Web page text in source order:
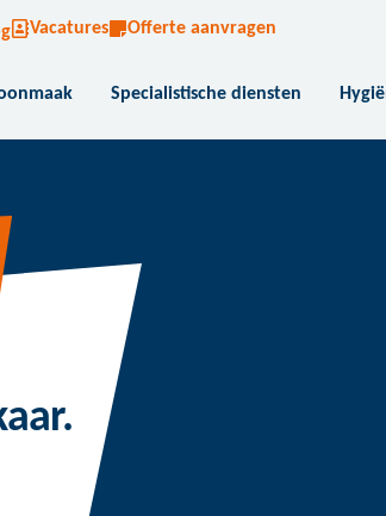
Vacatures Offerte aanvragen
Specialistische diensten